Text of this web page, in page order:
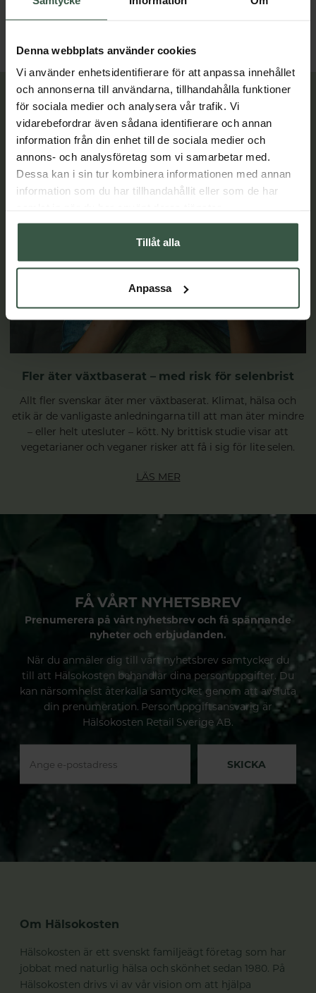
Denna webbplats använder cookies
Vi använder enhetsidentifierare för att anpassa innehållet
och annonserna till användarna, tillhandahålla funktioner
för sociala medier och analysera vår trafik. Vi
vidarebefordrar även sådana identifierare och annan
information från din enhet till de sociala medier och
annons- och analysföretag som vi samarbetar med.
Dessa kan i sin tur kombinera informationen med annan
information som du har tillhandahållit eller som de har
Tillåt alla
Anpassa
Lär dig mer
Fler äter växtbaserat – med risk för selenbrist
Allt fler svenskar äter mer växtbaserat. Klimat, hälsa och
etik är de vanligaste anledningarna till att man äter mindre
– eller helt utesluter – kött. Ny brittisk studie visar att
vegetarianer och veganer risker att få i sig för lite selen.
LÄS MER
FÅ VÅRT NYHETSBREV
Prenumerera på vårt nyhetsbrev och få spännande
nyheter och erbjudanden.
När du anmäler dig till vårt nyhetsbrev samtycker du
till att Hälsokosten behandlar dina personuppgifter. Du
kan närsomhelst återkalla samtycket genom att avsluta
din prenumeration. Personuppgiftsansvarig är
Hälsokosten Retail Sverige AB.
SKICKA
Om Hälsokosten
Hälsokosten är ett svenskt familjeägt företag som har
jobbat med naturlig hälsa och skönhet sedan 1980. På
Hälsokosten drivs vi av vår vision om att hjälpa